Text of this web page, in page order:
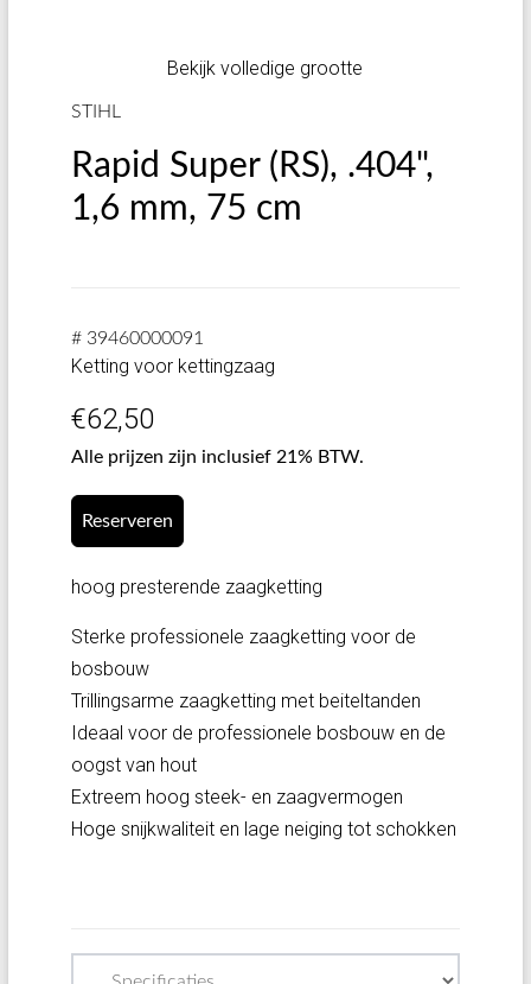
Bekijk volledige grootte
STIHL
Rapid Super (RS), .404",
1,6 mm, 75 cm
# 39460000091
Ketting voor kettingzaag
€62,50
Alle prijzen zijn inclusief 21% BTW.
Reserveren
hoog presterende zaagketting
Sterke professionele zaagketting voor de
bosbouw
Trillingsarme zaagketting met beiteltanden
Ideaal voor de professionele bosbouw en de
oogst van hout
Extreem hoog steek- en zaagvermogen
Hoge snijkwaliteit en lage neiging tot schokken